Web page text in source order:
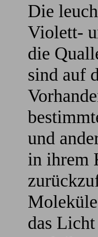
Die
Violett-
die
sind auf
und
in ihrem
das